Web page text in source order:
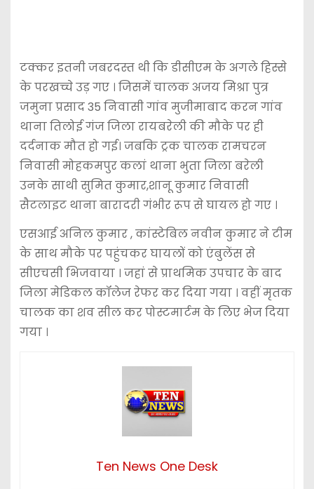
टक्कर इतनी जबरदस्त थी कि डीसीएम के अगले हिस्से
के परखच्चे उड़ गए । जिसमें चालक अजय मिश्रा पुत्र
जमुना प्रसाद 35 निवासी गांव मुजीमाबाद करन गांव
थाना तिलोई गंज जिला रायबरेली की मौके पर ही
दर्दनाक मौत हो गई। जबकि ट्रक चालक रामचरन
निवासी मोहकमपुर कलां थाना भुता जिला बरेली
उनके साथी सुमित कुमार,शानू कुमार निवासी
सैटलाइट थाना बारादरी गंभीर रूप से घायल हो गए ।
एसआई अनिल कुमार , कांस्टेबिल नवीन कुमार ने टीम
के साथ मौके पर पहुंचकर घायलों को एंबुलेंस से
सीएचसी भिजवाया । जहां से प्राथमिक उपचार के बाद
जिला मेडिकल कॉलेज रेफर कर दिया गया । वहीं मृतक
चालक का शव सील कर पोस्टमार्टम के लिए भेज दिया
गया ।
Ten News One Desk